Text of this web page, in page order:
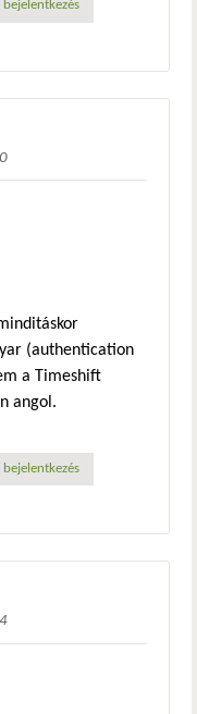
bejelentkezés
(authentication
a Timeshift
angol.
bejelentkezés